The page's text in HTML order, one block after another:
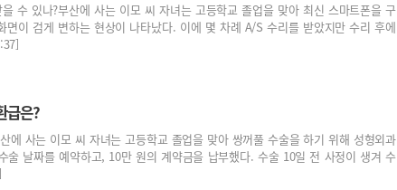
수 있나?부산에 사는 이모 씨 자녀는 고등학교 졸업을 맞아 최신 스마트폰을 구
이 검게 변하는 현상이 나타났다. 이에 몇 차례 A/S 수리를 받았지만 수리 후에
급은?
사는 이모 씨 자녀는 고등학교 졸업을 맞아 쌍꺼풀 수술을 하기 위해 성형외과
날짜를 예약하고, 10만 원의 계약금을 납부했다. 수술 10일 전 사정이 생겨 수